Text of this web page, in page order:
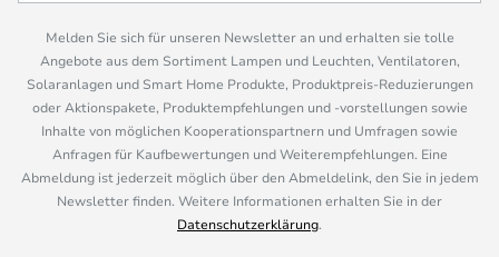
Melden Sie sich für unseren Newsletter an und erhalten sie tolle
Angebote aus dem Sortiment Lampen und Leuchten, Ventilatoren,
Solaranlagen und Smart Home Produkte, Produktpreis-Reduzierungen
oder Aktionspakete, Produktempfehlungen und -vorstellungen sowie
Inhalte von möglichen Kooperationspartnern und Umfragen sowie
Anfragen für Kaufbewertungen und Weiterempfehlungen. Eine
Abmeldung ist jederzeit möglich über den Abmeldelink, den Sie in jedem
Newsletter finden. Weitere Informationen erhalten Sie in der
Datenschutzerklärung.